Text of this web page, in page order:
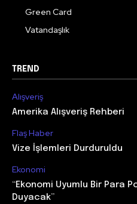
Green Card
Vatandaşlık
TREND
Alışveriş
Amerika Alışveriş Rehberi
Flaş Haber
Vize İşlemleri Durduruldu
Ekonomi
“Ekonomi Uyumlu Bir Para
Duyacak”